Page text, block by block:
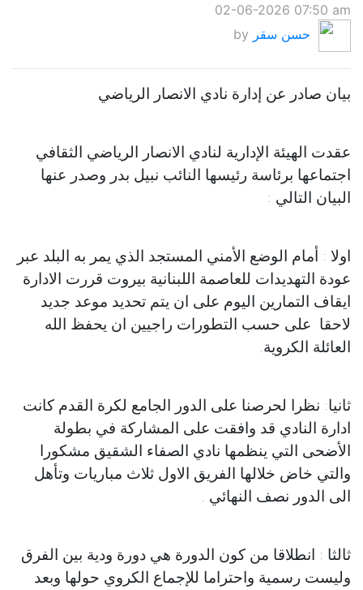
02-06-2026 07:50 am
by حسن سقر
بيان صادر عن إدارة نادي الانصار الرياضي
عقدت الهيئة الإدارية لنادي الانصار الرياضي الثقافي
اجتماعها برئاسة رئيسها النائب نبيل بدر وصدر عنها
البيان التالي :
اولا : أمام الوضع الأمني المستجد الذي يمر به البلد عبر
عودة التهديدات للعاصمة اللبنانية بيروت قررت الادارة
ايقاف التمارين اليوم على ان يتم تحديد موعد جديد
لاحقا على حسب التطورات راجيين ان يحفظ الله
العائلة الكروية.
ثانيا: نظرا لحرصنا على الدور الجامع لكرة القدم كانت
ادارة النادي قد وافقت على المشاركة في بطولة
الأضحى التي ينظمها نادي الصفاء الشقيق مشكورا
والتي خاض خلالها الفريق الاول ثلاث مباريات وتأهل
الى الدور نصف النهائي .
ثالثا : انطلاقا من كون الدورة هي دورة ودية بين الفرق
وليست رسمية واحتراما للإجماع الكروي حولها وبعد